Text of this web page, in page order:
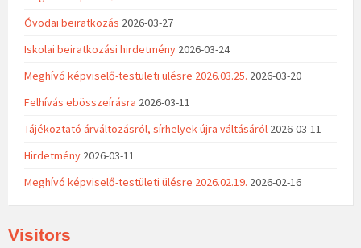
Óvodai beiratkozás 2026-03-27
Iskolai beiratkozási hirdetmény 2026-03-24
Meghívó képviselő-testületi ülésre 2026.03.25. 2026-03-20
Felhívás ebösszeírásra 2026-03-11
Tájékoztató árváltozásról, sírhelyek újra váltásáról 2026-03-11
Hirdetmény 2026-03-11
Meghívó képviselő-testületi ülésre 2026.02.19. 2026-02-16
Visitors